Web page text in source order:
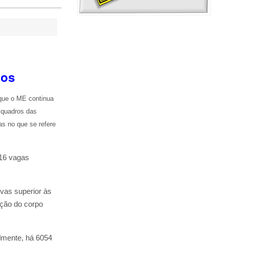
o ME continua
das
no que se refere
vagas
superior às
do corpo
há 6054